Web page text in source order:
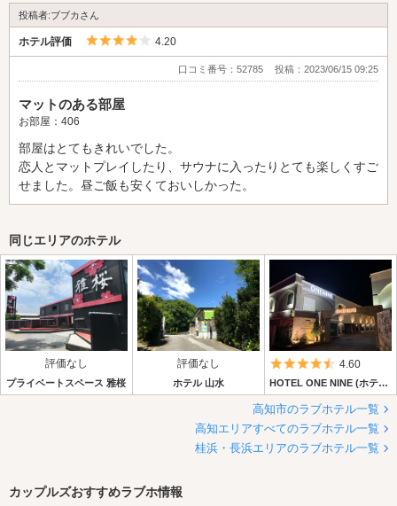
投稿者:ブブカさん
ホテル評価 5つ星のうち4
4.20
口コミ番号：52785 投稿：2023/06/15 09:25
マットのある部屋
お部屋：406
部屋はとてもきれいでした。
恋人とマットプレイしたり、サウナに入ったりとても楽しくすご
せました。昼ご飯も安くておいしかった。
同じエリアのホテル
評価なし
プライベートスペース 雅桜
評価なし
ホテル 山水
5つ星のうち
4.60
HOTEL ONE NINE (ホテル ワンナイン)
高知市のラブホテル一覧
高知エリアすべてのラブホテル一覧
桂浜・長浜エリアのラブホテル一覧
カップルズおすすめラブホ情報